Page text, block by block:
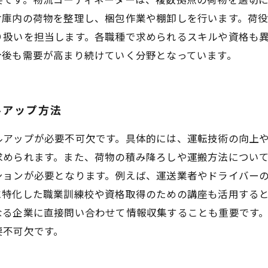
内の荷物を整理し、梱包作業や棚卸しを行います。荷
いを担当します。各職種で求められるスキルや資格も
も需要が高まり続けていく分野となっています。
ップ方法
ップが必要不可欠です。具体的には、運転技術の向上
られます。また、荷物の積み降ろしや運搬方法につい
ンが必要となります。例えば、運送業者やドライバー
化した職業訓練校や資格取得のための講座も活用する
企業に直接問い合わせて情報収集することも重要です
可欠です。